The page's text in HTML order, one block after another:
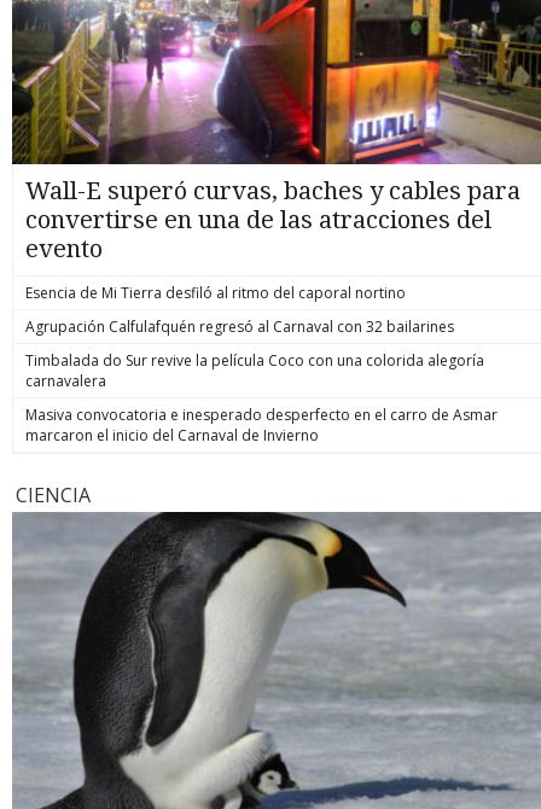
Wall-E superó curvas, baches y cables para
convertirse en una de las atracciones del
evento
Esencia de Mi Tierra desfiló al ritmo del caporal nortino
Agrupación Calfulafquén regresó al Carnaval con 32 bailarines
Timbalada do Sur revive la película Coco con una colorida alegoría
carnavalera
Masiva convocatoria e inesperado desperfecto en el carro de Asmar
marcaron el inicio del Carnaval de Invierno
CIENCIA